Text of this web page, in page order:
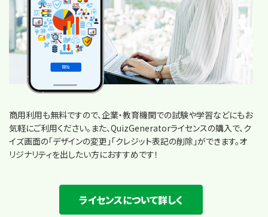
商用利用も無料ですので、企業・教育機関での試験や学習などにもお
気軽にご利用ください。また、QuizGeneratorライセンスの購入で、ク
イズ画面の「デザインの変更」「クレジット表記の削除」ができます。オ
リジナリティを出したい方におすすめです！
ライセンスについて詳しく